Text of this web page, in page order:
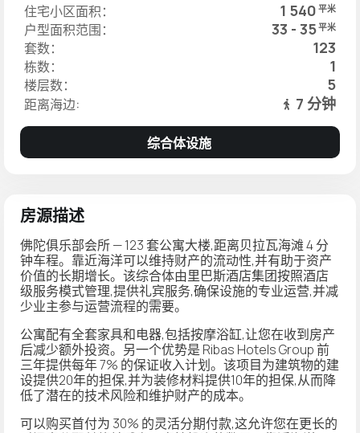
房源描述
佛陀俱乐部会所 — 123 套公寓大楼,距离贝拉瓦海滩 4 分
钟车程。靠近海洋可以维持财产的流动性,并有助于资产
价值的长期增长。该综合体由里巴斯酒店集团按照酒店
级服务模式管理,提供礼宾服务,确保设施的专业运营,并减
少业主参与运营流程的需要。
公寓配有全套家具和电器,包括按摩浴缸,让您在收到房产
后减少额外投资。另一个优势是 Ribas Hotels Group 前
三年提供每年 7% 的保证收入计划。该项目为建筑物的建
设提供20年的担保,并为装修材料提供10年的担保,从而降
低了潜在的技术风险和维护财产的成本。
可以购买首付为 30% 的灵活分期付款,这允许您在更长的
住宅小区面积： 1 540 平米
户型面积范围： 33 - 35平米
套数： 123
栋数： 1
楼层数： 5
距离海边: 7 分钟
综合体设施